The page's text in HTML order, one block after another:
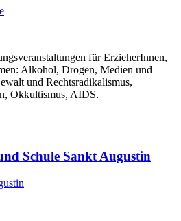
für ErzieherInnen,
Alkohol, Drogen, Medien und
und Rechtsradikalismus,
Okkultismus, AIDS.
Schule Sankt Augustin